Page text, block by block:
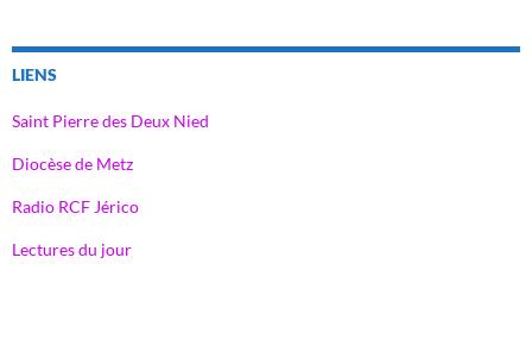
LIENS
Saint Pierre des Deux Nied
Diocèse de Metz
Radio RCF Jérico
Lectures du jour